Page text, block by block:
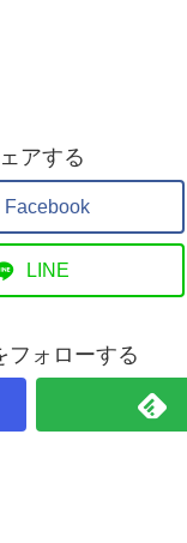
アする
Facebook
LINE
フォローする